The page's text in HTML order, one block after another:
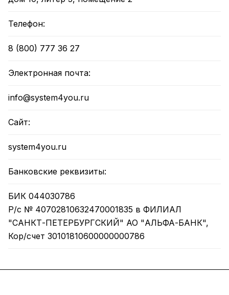
Телефон:
8 (800) 777 36 27
Электронная почта:
info@system4you.ru
Сайт:
system4you.ru
Банковские реквизиты:
БИК 044030786
Р/с № 40702810632470001835 в ФИЛИАЛ
"САНКТ-ПЕТЕРБУРГСКИЙ" АО "АЛЬФА-БАНК",
Кор/счет 30101810600000000786